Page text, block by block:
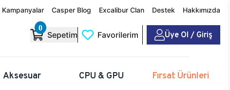
Kampanyalar Casper Blog Excalibur Clan Destek Hakkımızda
0
Sepetim Favorilerim Üye Ol / Giriş
Aksesuar CPU & GPU Fırsat Ürünleri